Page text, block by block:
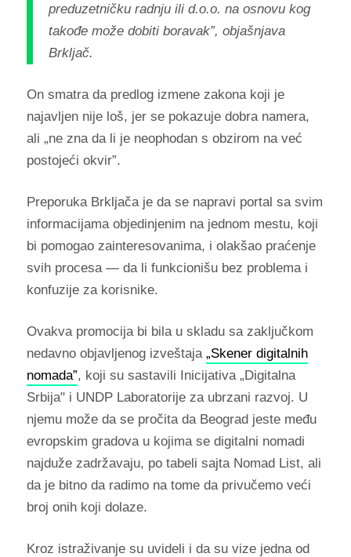
preduzetničku radnju ili d.o.o. na osnovu kog
takođe može dobiti boravak”, objašnjava
Brkljač.
On smatra da predlog izmene zakona koji je
najavljen nije loš, jer se pokazuje dobra namera,
ali „ne zna da li je neophodan s obzirom na već
postojeći okvir”.
Preporuka Brkljača je da se napravi portal sa svim
informacijama objedinjenim na jednom mestu, koji
bi pomogao zainteresovanima, i olakšao praćenje
svih procesa — da li funkcionišu bez problema i
konfuzije za korisnike.
Ovakva promocija bi bila u skladu sa zaključkom
nedavno objavljenog izveštaja „Skener digitalnih
nomada”, koji su sastavili Inicijativa „Digitalna
Srbija" i UNDP Laboratorije za ubrzani razvoj. U
njemu može da se pročita da Beograd jeste među
evropskim gradova u kojima se digitalni nomadi
najduže zadržavaju, po tabeli sajta Nomad List, ali
da je bitno da radimo na tome da privučemo veći
broj onih koji dolaze.
Kroz istraživanje su uvideli i da su vize jedna od